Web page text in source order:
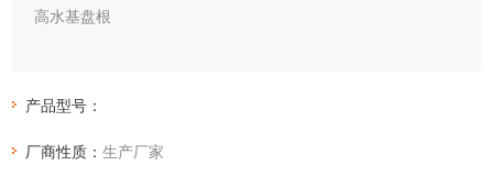
高水基盘根
润特殊的润滑油方形编织而成。突出的优点是磨擦系数极低，
产品型号：
厂商性质：生产厂家